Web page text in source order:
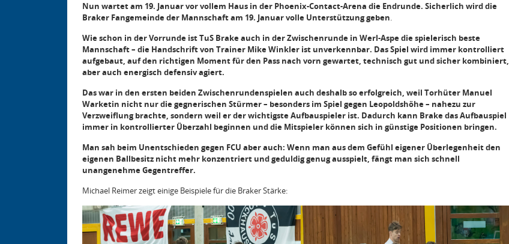
Nun wartet am 19. Januar vor vollem Haus in der Phoenix-Contact-Arena die Endrunde. Sicherlich wird die
Braker Fangemeinde der Mannschaft am 19. Januar volle Unterstützung geben.
Wie schon in der Vorrunde ist TuS Brake auch in der Zwischenrunde in Werl-Aspe die spielerisch beste
Mannschaft – die Handschrift von Trainer Mike Winkler ist unverkennbar. Das Spiel wird immer kontrolliert
aufgebaut, auf den richtigen Moment für den Pass nach vorn gewartet, technisch gut und sicher kombiniert,
aber auch energisch defensiv agiert.
Das war in den ersten beiden Zwischenrundenspielen auch deshalb so erfolgreich, weil Torhüter Manuel
Warketin nicht nur die gegnerischen Stürmer – besonders im Spiel gegen Leopoldshöhe – nahezu zur
Verzweiflung brachte, sondern weil er der wichtigste Aufbauspieler ist. Dadurch kann Brake das Aufbauspiel
immer in kontrollierter Überzahl beginnen und die Mitspieler können sich in günstige Positionen bringen.
Man sah beim Unentschieden gegen FCU aber auch: Wenn man aus dem Gefühl eigener Überlegenheit den
eigenen Ballbesitz nicht mehr konzentriert und geduldig genug ausspielt, fängt man sich schnell
unangenehme Gegentreffer.
Michael Reimer zeigt einige Beispiele für die Braker Stärke: